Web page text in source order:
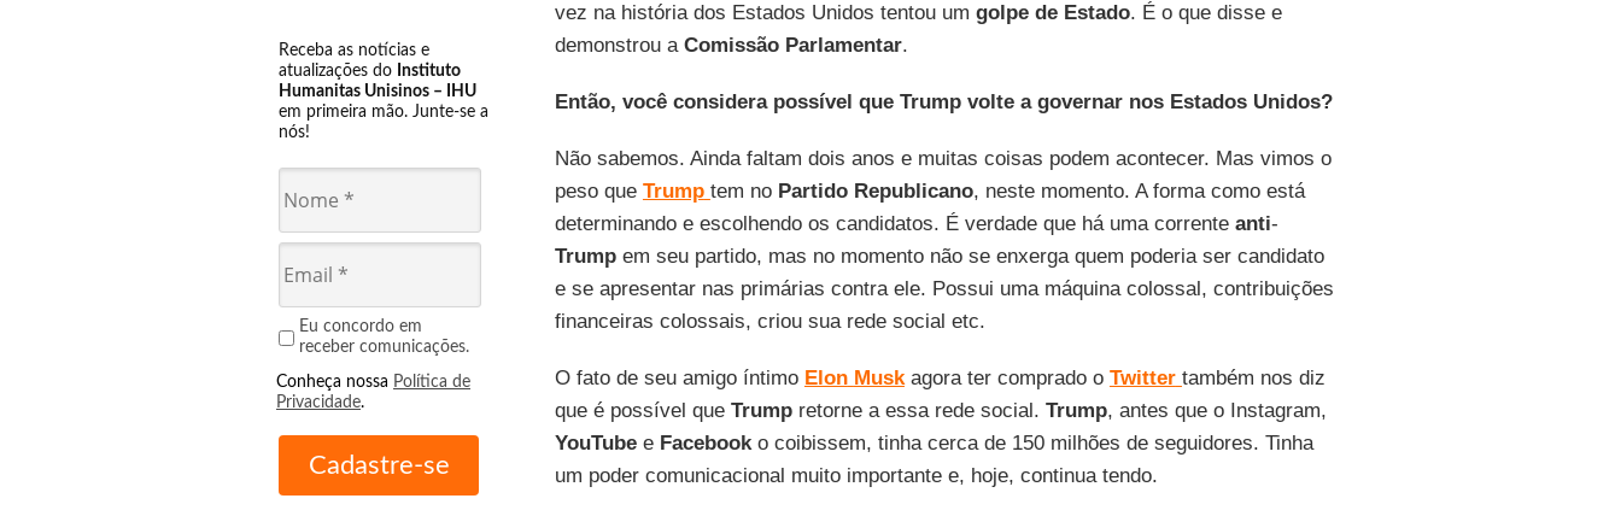
Receba as notícias e
atualizações do Instituto
Humanitas Unisinos – IHU
em primeira mão. Junte-se a
nós!
Eu concordo em
receber comunicações.
Conheça nossa Política de
Privacidade.
vez na história dos Estados Unidos tentou um golpe de Estado. É o que disse e
demonstrou a Comissão Parlamentar.
Então, você considera possível que Trump volte a governar nos Estados Unidos?
Não sabemos. Ainda faltam dois anos e muitas coisas podem acontecer. Mas vimos o
peso que Trump tem no Partido Republicano, neste momento. A forma como está
determinando e escolhendo os candidatos. É verdade que há uma corrente anti-
Trumpem seu partido, mas no momento não se enxerga quem poderia ser candidato
e se apresentar nas primárias contra ele. Possui uma máquina colossal, contribuições
financeiras colossais, criou sua rede social etc.
O fato de seu amigo íntimo Elon Muskagora ter comprado o Twitter também nos diz
que é possível que Trumpretorne a essa rede social. Trump, antes que o Instagram,
YouTubee Facebooko coibissem, tinha cerca de 150 milhões de seguidores. Tinha
um poder comunicacional muito importante e, hoje, continua tendo.